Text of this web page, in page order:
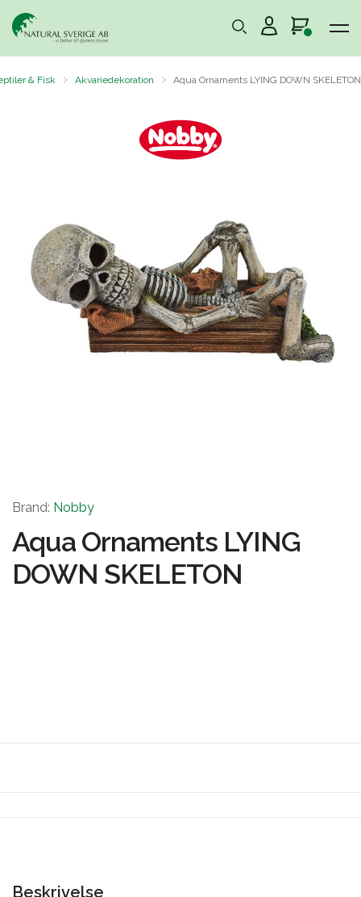
& Fisk Akvariedekoration Aqua Ornaments LYING DOWN SKELETON
Brand: Nobby
Aqua Ornaments LYING
DOWN SKELETON
Beskrivelse